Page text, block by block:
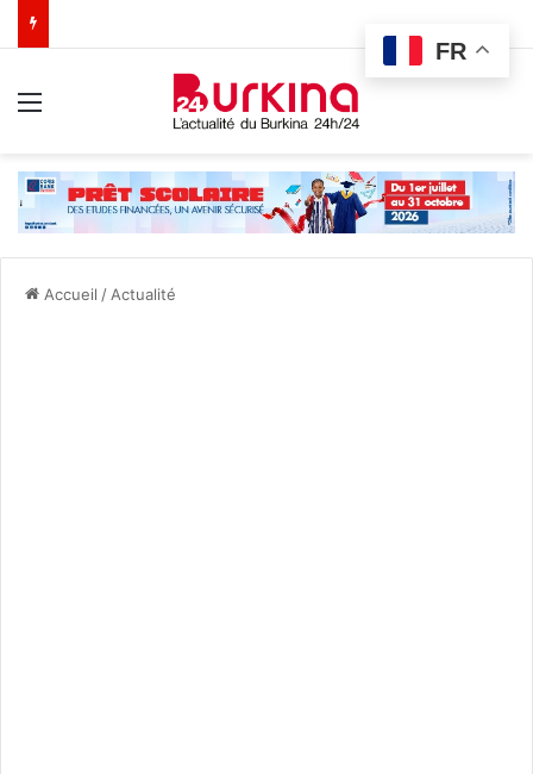
Accueil / Actualité
FR